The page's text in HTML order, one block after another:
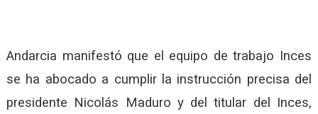
Andarcia manifestó que el equipo de trabajo Inces
se ha abocado a cumplir la instrucción precisa del
presidente Nicolás Maduro y del titular del Inces,